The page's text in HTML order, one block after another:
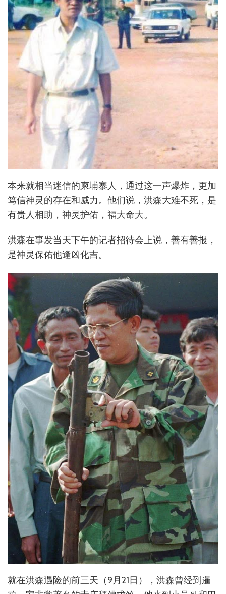
本来就相当迷信的柬埔寨人，通过这一声爆炸，更加
笃信神灵的存在和威力。他们说，洪森大难不死，是
有贵人相助，神灵护佑，福大命大。
洪森在事发当天下午的记者招待会上说，善有善报，
是神灵保佑他逢凶化吉。
就在洪森遇险的前三天（9月21日），洪森曾经到暹